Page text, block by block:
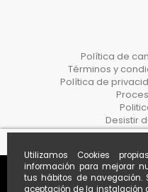
Utilizamos Cookies
información para mejorar
tus hábitos de navegación.
aceptación de la instalación
Política de
Términos y
Política de
Desistir